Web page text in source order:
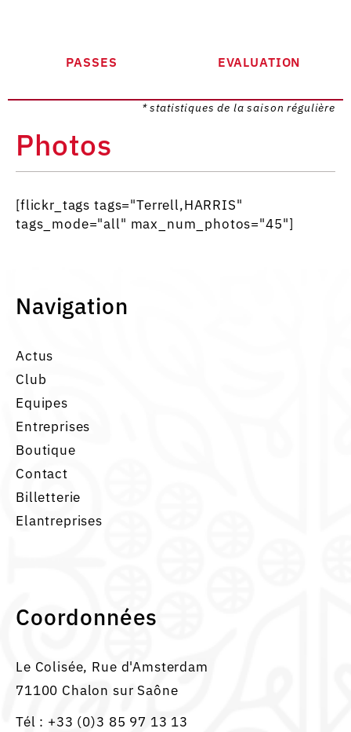
PASSES EVALUATION
* statistiques de la saison régulière
Photos
[flickr_tags tags="Terrell,HARRIS"
tags_mode="all" max_num_photos="45"]
Navigation
Actus
Club
Equipes
Entreprises
Boutique
Contact
Billetterie
Elantreprises
Coordonnées
Le Colisée, Rue d'Amsterdam
71100 Chalon sur Saône
Tél : +33 (0)3 85 97 13 13